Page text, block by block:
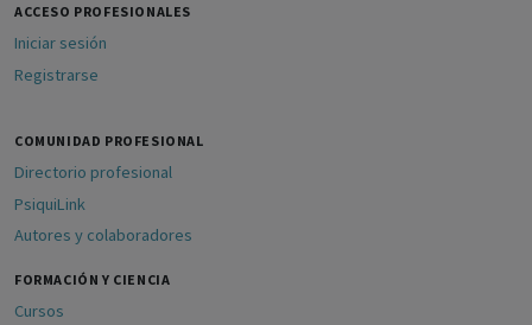
ACCESO PROFESIONALES
Iniciar sesión
Registrarse
COMUNIDAD PROFESIONAL
Directorio profesional
PsiquiLink
Autores y colaboradores
FORMACIÓN Y CIENCIA
Cursos